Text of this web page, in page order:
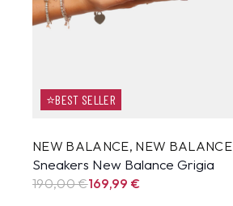
⭐BEST SELLER
NEW BALANCE, NEW BALANCE
Sneakers New Balance Grigia
190,00 €169,99€